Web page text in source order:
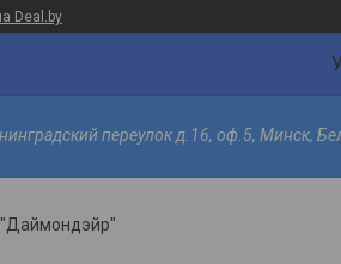
Deal.by
переулок д.16, оф.5, Минск,